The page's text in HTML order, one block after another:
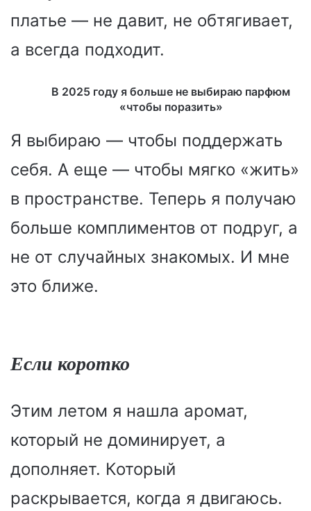
платье — не давит, не обтягивает,
а всегда подходит.
В 2025 году я больше не выбираю парфюм
«чтобы поразить»
Я выбираю — чтобы поддержать
себя. А еще — чтобы мягко «жить»
в пространстве. Теперь я получаю
больше комплиментов от подруг, а
не от случайных знакомых. И мне
это ближе.
Если коротко
Этим летом я нашла аромат,
который не доминирует, а
дополняет. Который
раскрывается, когда я двигаюсь.